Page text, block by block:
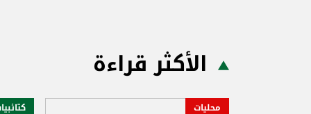
الأكثر قراءة
محليات